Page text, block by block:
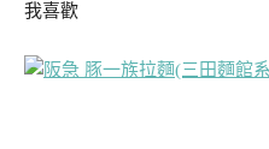
我喜歡